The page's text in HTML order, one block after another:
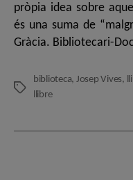
pròpia idea sobre
és una suma de
Gràcia. Bibliotecari-
Etiquetes
biblioteca, Josep Vives,
llibre